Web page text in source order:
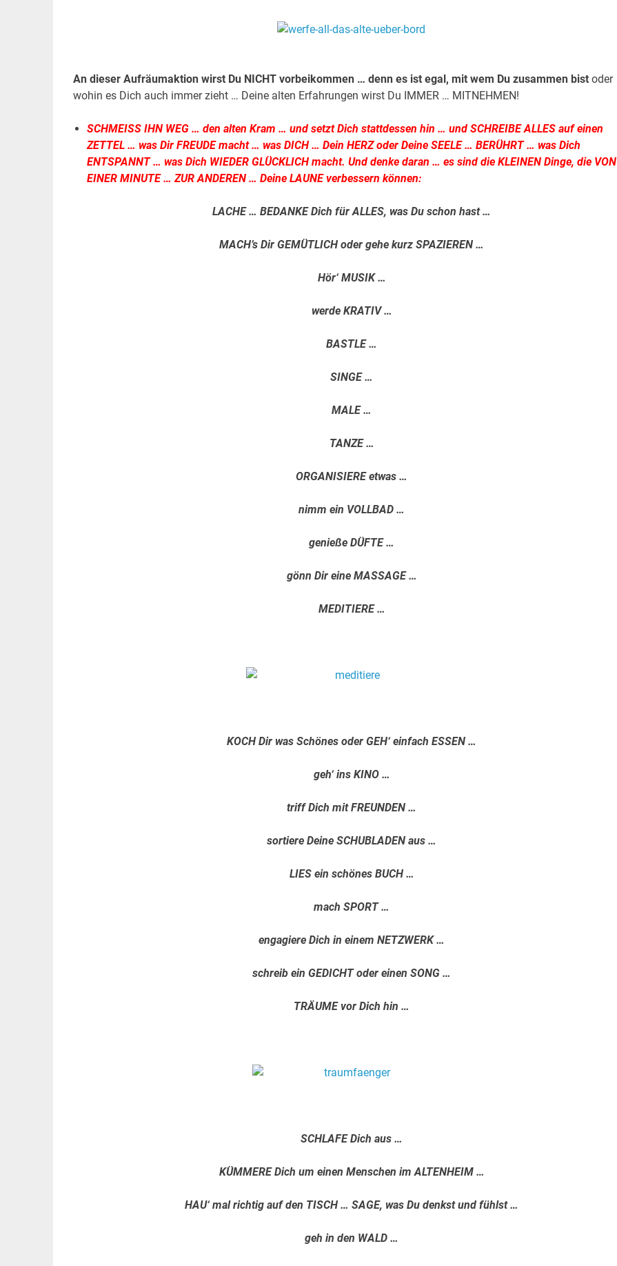
An dieser Aufräumaktion wirst Du NICHT vorbeikommen … denn es ist egal, mit wem Du zusammen bistoder
wohin es Dich auch immer zieht … Deine alten Erfahrungen wirst Du IMMER … MITNEHMEN!
SCHMEISS IHN WEG … den alten Kram … und setzt Dich stattdessen hin … und SCHREIBE ALLES auf einen
ZETTEL … was Dir FREUDE macht … was DICH … Dein HERZ oder Deine SEELE … BERÜHRT … was Dich
ENTSPANNT … was Dich WIEDER GLÜCKLICH macht. Und denke daran … es sind die KLEINEN Dinge, die VON
EINER MINUTE … ZUR ANDEREN … Deine LAUNE verbessern können:
LACHE … BEDANKE Dich für ALLES, was Du schon hast …
MACH’s Dir GEMÜTLICH oder gehe kurz SPAZIEREN …
Hör‘ MUSIK …
werde KRATIV …
BASTLE …
SINGE …
MALE …
TANZE …
ORGANISIERE etwas …
nimm ein VOLLBAD …
genieße DÜFTE …
gönn Dir eine MASSAGE …
MEDITIERE …
KOCH Dir was Schönes oder GEH‘ einfach ESSEN …
geh‘ ins KINO …
triff Dich mit FREUNDEN …
sortiere Deine SCHUBLADEN aus …
LIES ein schönes BUCH …
mach SPORT …
engagiere Dich in einem NETZWERK …
schreib ein GEDICHT oder einen SONG …
TRÄUME vor Dich hin …
SCHLAFE Dich aus …
KÜMMERE Dich um einen Menschen im ALTENHEIM …
HAU‘ mal richtig auf den TISCH … SAGE, was Du denkst und fühlst …
geh in den WALD …